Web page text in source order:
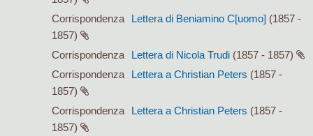
Corrispondenza
Lettera di Beniamino C[uomo] (1857 -
1857)
Corrispondenza
Lettera di Nicola Trudi (1857 - 1857)
Corrispondenza
Lettera a Christian Peters (1857 -
1857)
Corrispondenza
Lettera a Christian Peters (1857 -
1857)